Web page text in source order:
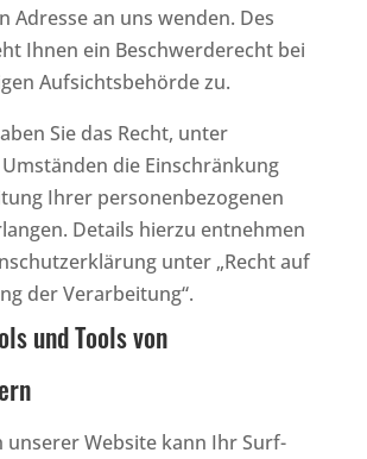
Adresse an uns wenden. Des
Ihnen ein Beschwerderecht bei
Aufsichtsbehörde zu.
Sie das Recht, unter
die Einschränkung
Ihrer personenbezogenen
Details hierzu entnehmen
unter „Recht auf
der Verarbeitung“.
und Tools von
unserer Website kann Ihr Surf-